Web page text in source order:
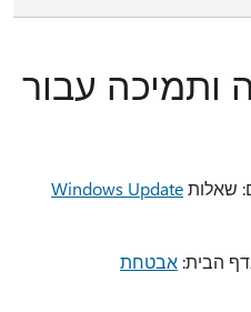
ותמיכה עבור
שאלותWindows Update
הבית: אבטחת